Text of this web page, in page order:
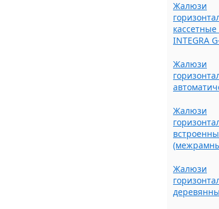
Жалюзи
INTEGRA
Жалюзи
Жалюзи
Жалюзи